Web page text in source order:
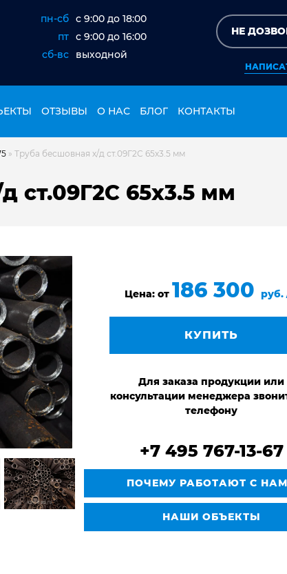
пн-сб c 9:00 до 18:00
пт c 9:00 до 16:00
сб-вс
выходной
НЕ
ОТЗЫВЫ О НАС БЛОГ КОНТАКТЫ
» Труба бесшовная х/д ст.09Г2С 65х3.5 мм
ст.09Г2С 65х3.5 мм
Цена: от 186 300 руб.
КУПИТЬ
Для заказа продукции или
консультации менеджера
телефону
+7 495 767-13-67
ПОЧЕМУ РАБОТАЮТ С
НАШИ ОБЪЕКТЫ